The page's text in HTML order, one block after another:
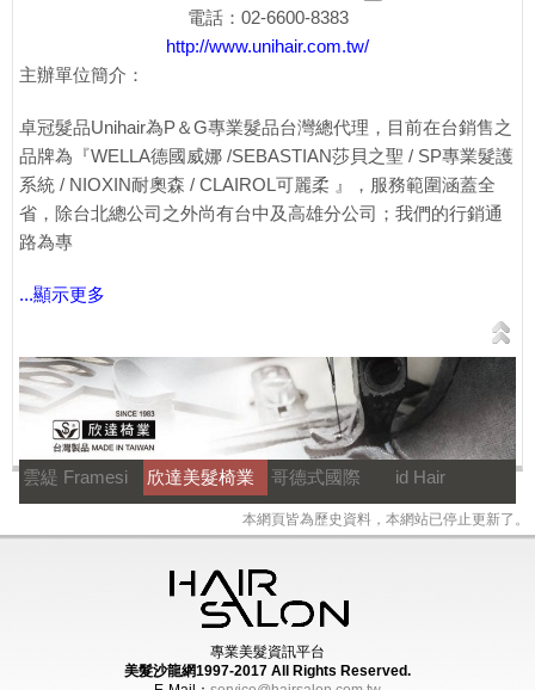
電話：02-6600-8383
http://www.unihair.com.tw/
主辦單位簡介：
卓冠髮品Unihair為P＆G專業髮品台灣總代理，目前在台銷售之
品牌為『WELLA德國威娜 /SEBASTIAN莎貝之聖 / SP專業髮護
系統 / NIOXIN耐奧森 / CLAIROL可麗柔 』，服務範圍涵蓋全
省，除台北總公司之外尚有台中及高雄分公司；我們的行銷通
路為專
...顯示更多
雲緹 Framesi 欣達美髮椅業 哥德式國際 id Hair
本網頁皆為歷史資料，本網站已停止更新了。
專業美髮資訊平台
美髮沙龍網1997-2017 All Rights Reserved.